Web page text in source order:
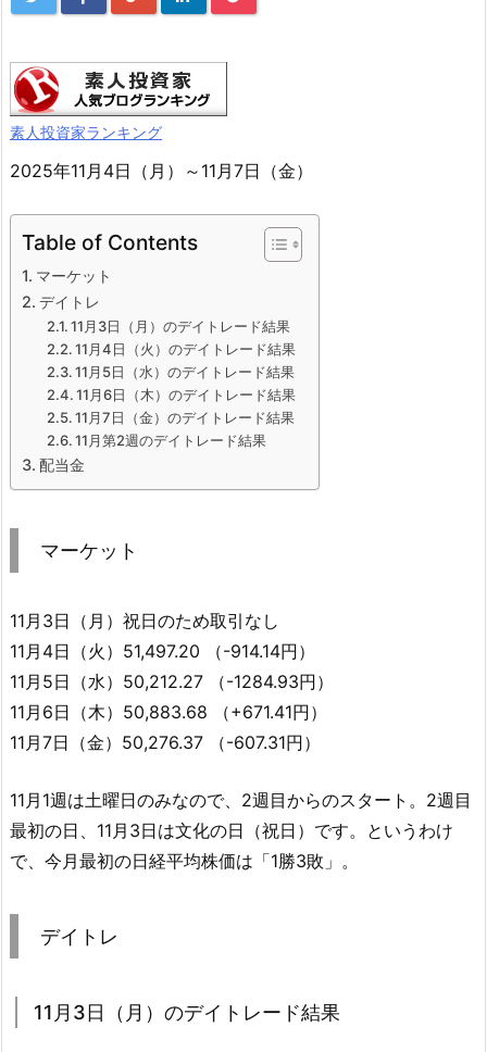
素人投資家ランキング
2025年11月4日（月）～11月7日（金）
Table of Contents
マーケット
デイトレ
11月3日（月）のデイトレード結果
11月4日（火）のデイトレード結果
11月5日（水）のデイトレード結果
11月6日（木）のデイトレード結果
11月7日（金）のデイトレード結果
11月第2週のデイトレード結果
配当金
マーケット
11月3日（月）祝日のため取引なし
11月4日（火）51,497.20 （-914.14円）
11月5日（水）50,212.27 （-1284.93円）
11月6日（木）50,883.68 （+671.41円）
11月7日（金）50,276.37 （-607.31円）
11月1週は土曜日のみなので、2週目からのスタート。2週目
最初の日、11月3日は文化の日（祝日）です。というわけ
で、今月最初の日経平均株価は「1勝3敗」。
デイトレ
11月3日（月）のデイトレード結果